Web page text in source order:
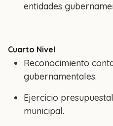
entidades
Cuarto Nivel
Reconocimiento
gubernamentales.
Ejercicio
municipal.